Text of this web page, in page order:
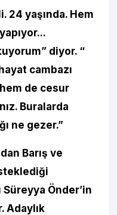
24 yaşında. Hem
diyor. “
cambazı
de cesur
Buralarda
ne gezer.”
Barış ve
Süreyya Önder’in
Adaylık